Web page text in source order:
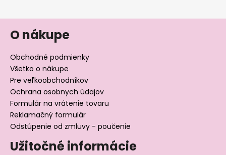
O nákupe
Obchodné podmienky
Všetko o nákupe
Pre veľkoobchodníkov
Ochrana osobnych údajov
Formulár na vrátenie tovaru
Reklamačný formulár
Odstúpenie od zmluvy - poučenie
Užitočné informácie